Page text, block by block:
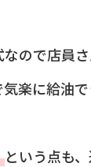
ので店員
楽に給油
という点も